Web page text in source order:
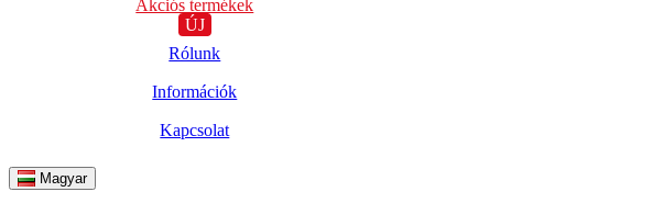
Akciós termékek
ÚJ
Rólunk
Információk
Kapcsolat
Magyar